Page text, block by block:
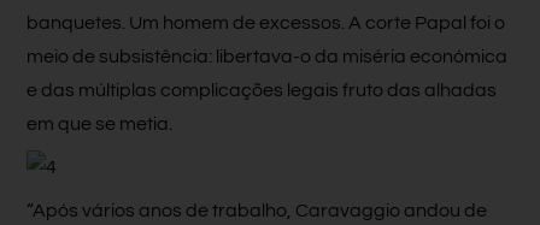
banquetes. Um homem de excessos. A corte Papal foi o
meio de subsistência: libertava-o da miséria económica
e das múltiplas complicações legais fruto das alhadas
em que se metia.
“Após vários anos de trabalho, Caravaggio andou de